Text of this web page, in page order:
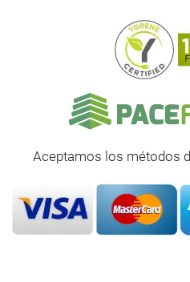
Aceptamos los métodos